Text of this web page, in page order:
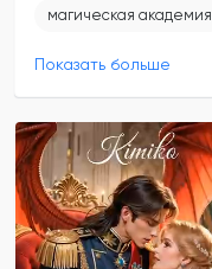
магическая академия
Показать больше